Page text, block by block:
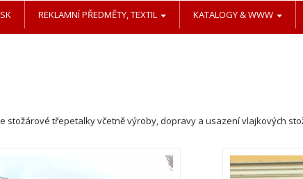
REKLAMNÍ PŘEDMĚTY, TEXTIL KATALOGY & WWW
stožárové třepetalky včetně výroby, dopravy a usazení vlajkových